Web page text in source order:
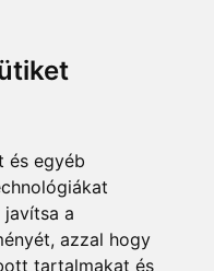
és egyéb
a
azzal hogy
tartalmakat és
felett: 80 EUR
visszaküldheti vagy
egy fát! Bővebben